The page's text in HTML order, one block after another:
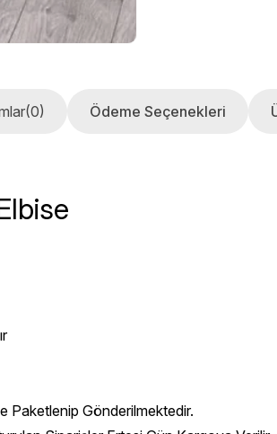
(0) Ödeme Seçenekleri
Paketlenip Gönderilmektedir.